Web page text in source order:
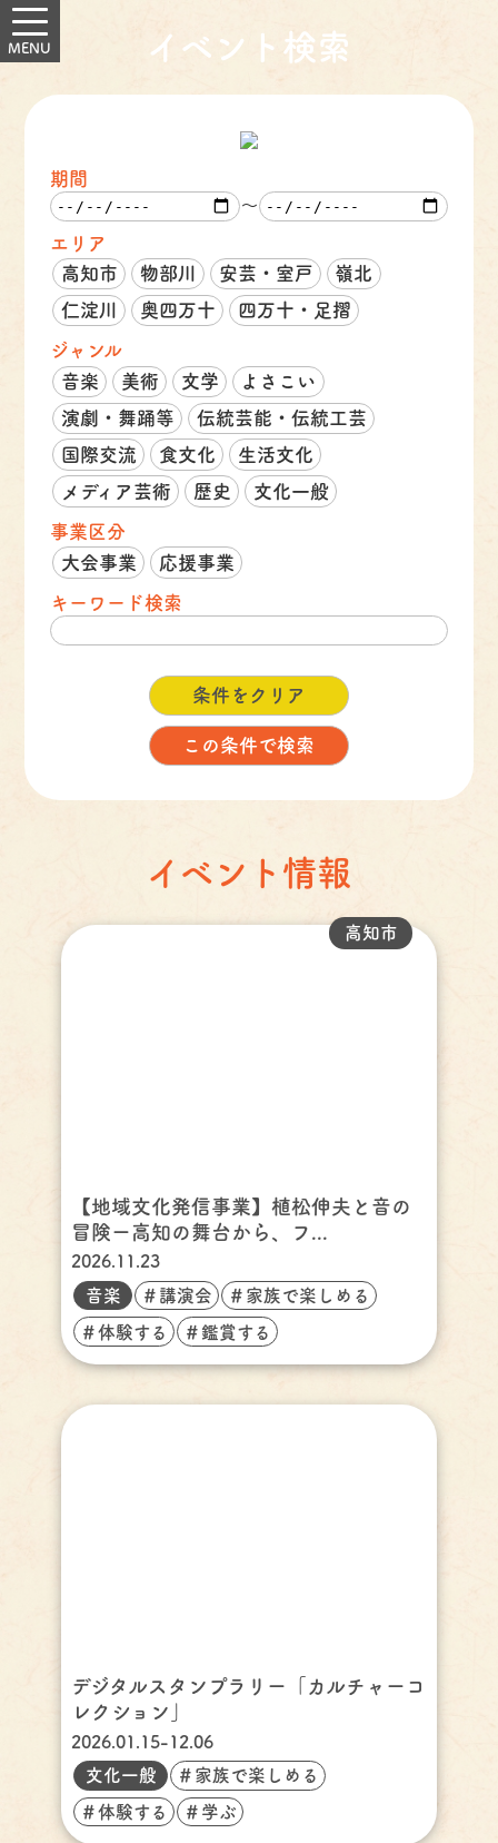
イベント検索
期間
～
エリア
高知市
物部川 安芸・室戸
嶺北
仁淀川
奥四万十 四万十・足摺
ジャンル
音楽
美術 文学
よさこい
演劇・舞踊等
伝統芸能・伝統工芸
国際交流
食文化
生活文化
メディア芸術
歴史 文化一般
事業区分
大会事業
応援事業
キーワード検索
イベント情報
【地域文化発信事業】植松伸夫と音の
冒険ー高知の舞台から、フ...
高知市
2026.11.23
音楽
＃講演会 ＃家族で楽しめる
＃体験する ＃鑑賞する
デジタルスタンプラリー「カルチャーコ
レクション」
2026.01.15-12.06
文化一般
＃家族で楽しめる
＃体験する ＃学ぶ